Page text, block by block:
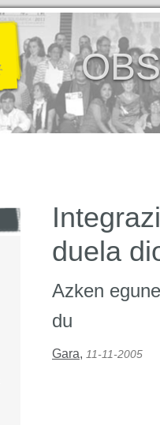
duela
Azken
du
Gara, 11-11-2005